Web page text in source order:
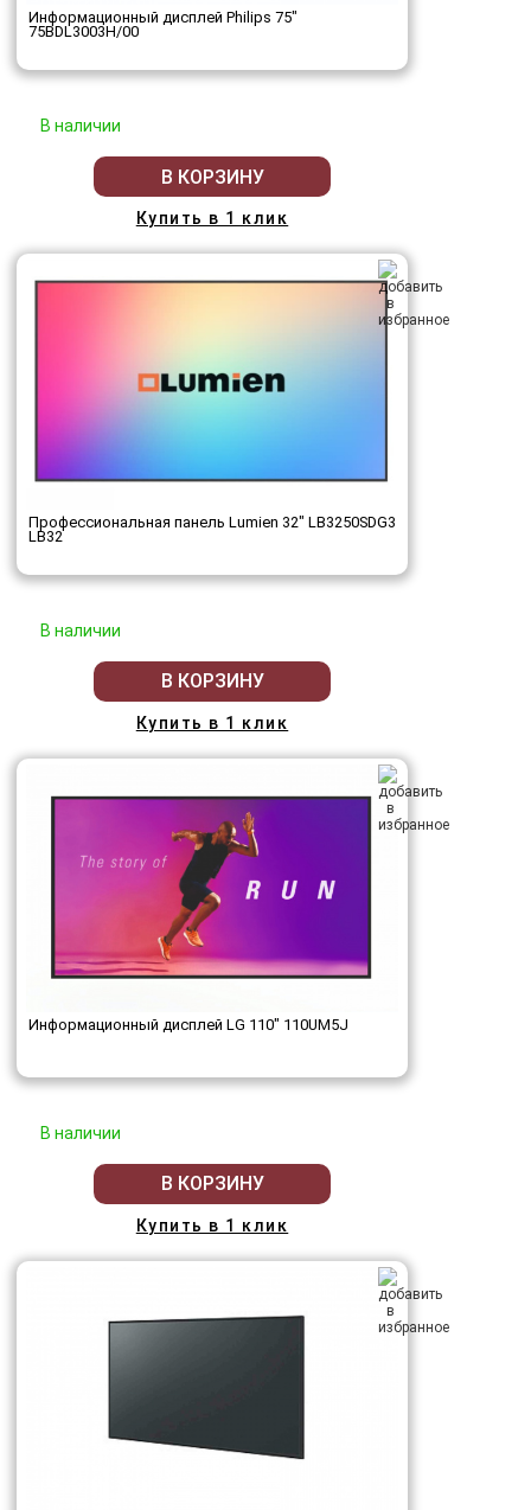
Информационный дисплей Philips 75"
75BDL3003H/00
В наличии
В КОРЗИНУ
Купить в 1 клик
Профессиональная панель Lumien 32" LB3250SDG3
LB32
В наличии
В КОРЗИНУ
Купить в 1 клик
Информационный дисплей LG 110" 110UM5J
В наличии
В КОРЗИНУ
Купить в 1 клик